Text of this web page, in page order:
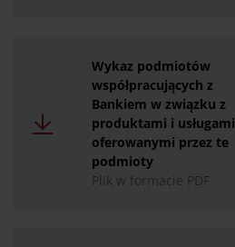
Wykaz podmiotów
współpracujących z
Bankiem w związku z
produktami i usługami
oferowanymi przez te
podmioty
Plik w formacie PDF